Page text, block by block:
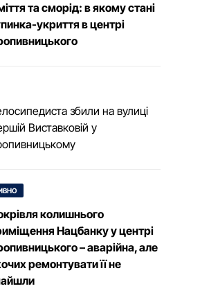
та сморід: в якому стані
укриття в центрі
збили на вулиці
Виставковій у
колишнього
Нацбанку у центрі
– аварійна, але
ремонтувати її не